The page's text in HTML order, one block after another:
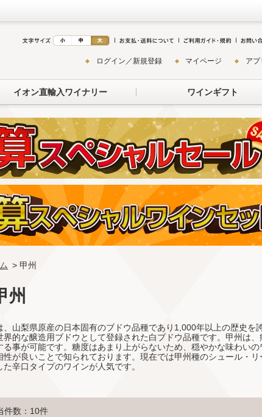
ログイン／新規登録 マイページ アプ
イオン直輸入ワイナリー ワインギフト
> 甲州
州
、山梨県原産の日本固有のブドウ品種であり1,000年以上の歴史を
界的な醸造用ブドウとして登録された白ブドウ品種です。甲州は
る事が可能です。糖度はあまり上がらないため、穏やかな味わい
性が良いことで知られております。現在では甲州種のシュール・
た辛口タイプのワインが人気です。
件数：10件